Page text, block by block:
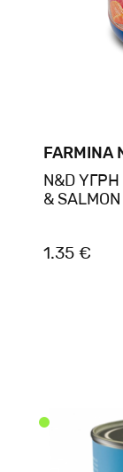
FARMINA
N&D
&
1.35 €